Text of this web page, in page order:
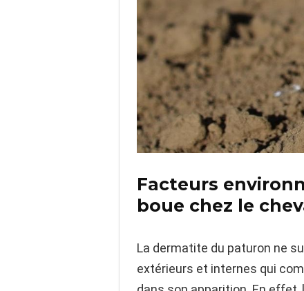
Facteurs
boue chez le
La dermatite du paturon ne
extérieurs et internes qui